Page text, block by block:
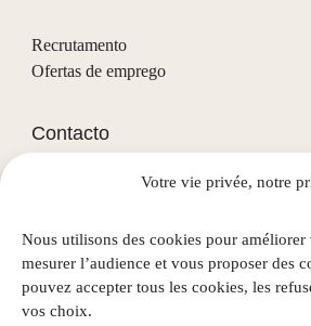
Votre vie privée, notre
Nous utilisons des cookies pour
mesurer l’audience et vous proposer des
pouvez accepter tous les cookies, les
vos choix.
Recrutamento
Ofertas de emprego
Contacto
L-3911 Mondercange